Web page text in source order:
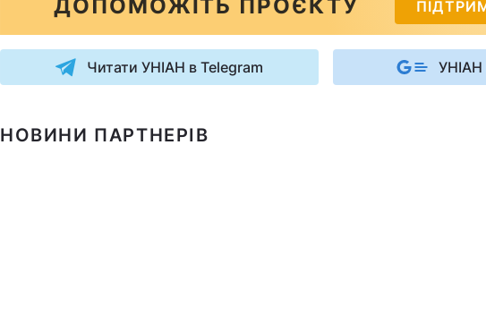
ДОПОМОЖІТЬ ПРОЄКТУ
Читати УНІАН в Telegram УНІАН
НОВИНИ ПАРТНЕРІВ